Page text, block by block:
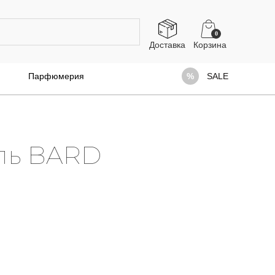
Доставка
0
Парфюмерия SALE
BARD